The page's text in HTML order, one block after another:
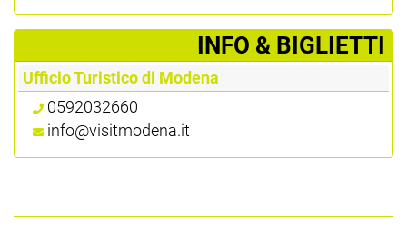
­INFO & BIGLIETTI
Ufficio Turistico di Modena
0592032660
info@visitmodena.it